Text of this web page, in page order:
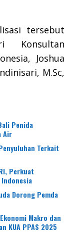
tersebut
Konsultan
Joshua
M.Sc,
Penida
Air
Terkait
Perkuat
Indonesia
Dorong Pemda
Makro dan
KUA PPAS 2025